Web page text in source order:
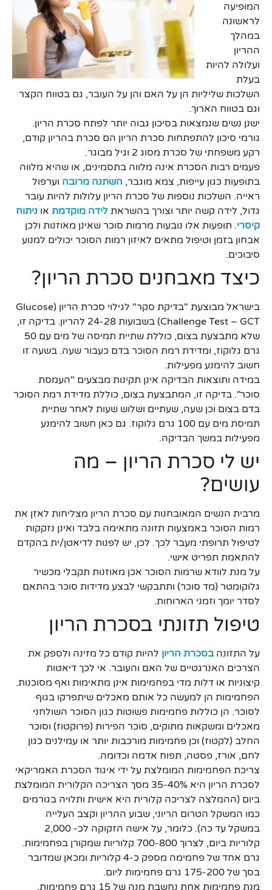
המופיעה
לראשונה
במהלך
ההריון
ועלולה להיות
בעלת
השלכות שליליות הן על האם והן על העובר, גם בטווח הקצר
וגם בטווח הארוך.
ישנן נשים שנמצאות בסיכון גבוה יותר לפתח סכרת הריון.
גורמי סיכון להתפתחות סכרת הריון הם סכרת בהריון קודם,
רקע משפחתי של סכרת מסוג 2 וגיל מבוגר.
פעמים רבות הסכרת אינה מלווה בתסמינים, או שהיא מלווה
בתופעות כגון עייפות, צמא מוגבר, השתנה מרובה וערפול
ראייה. השלכות נוספות של סכרת הריון עלולות להיות עובר
גדול, לידה קשה יותר וצורך בהשראת לידה מוקדמת או ניתוח
קיסרי. תופעות אלו נובעות מרמות סוכר שאינן מאוזנות ולכן
אבחון בזמן וטיפול מתאים לאיזון רמות הסוכר יכולים למנוע
סיבוכים.
כיצד מאבחנים סכרת הריון?
בישראל מבוצעת "בדיקת סקר" לגילוי סכרת הריון (Glucose
Challenge Test – GCT) בשבועות 24-28 להריון. בדיקה זו,
שלא מתבצעת בצום, כוללת שתיית תמיסה של מים עם 50
גרם גלוקוז, ומדידת רמת הסוכר בדם כעבור שעה. בשעה זו
חשוב להימנע מפעילות.
במידה ותוצאות הבדיקה אינן תקינות מבצעים "העמסת
סוכר". בדיקה זו, המתבצעת בצום, כוללת מדידת רמת הסוכר
בדם בצום וכן שעה, שעתיים ושלוש שעות לאחר שתיית
תמיסת מים עם 100 גרם גלוקוז. גם כאן חשוב להימנע
מפעילות במשך הבדיקה.
יש לי סכרת הריון – מה
עושים?
מרבית הנשים המאובחנות עם סכרת הריון מצליחות לאזן את
רמות הסוכר באמצעות תזונה מתאימה בלבד ואינן נזקקות
לטיפול תרופתי מעבר לכך. לכן, יש לפנות לדיאטן/ית בהקדם
להתאמת תפריט אישי.
על מנת לוודא שרמות הסוכר אכן מאוזנות תקבלי מכשיר
גלוקומטר (מד סוכר) ותתבקשי לבצע מדידות סוכר בהתאם
לסדר יומך וזמני הארוחות.
טיפול תזונתי בסכרת הריון
על התזונהבסכרת הריון להיות קודם כל מזינה ולספק את
הצרכים האנרגטיים של האם והעובר. אי לכך דיאטות
קיצוניות או דלות מדי בפחמימות אינן מתאימות ואף מסוכנות.
הפחמימות הן למעשה כל אותם מאכלים שיתפרקו בגוף
לסוכר. הן כוללות פחמימות פשוטות כגון הסוכר השולחני
מאכלים ומשקאות מתוקים, סוכר הפירות (פרוקטוז) וסוכר
החלב (לקטוז) וכן פחמימות מורכבות יותר או עמילנים כגון
לחם, אורז, פסטה, תפוח אדמה וכדומה.
צריכת הפחמימות המומלצת על ידי איגוד הסכרת האמריקאי
לסכרת הריון היא 35-40% מסך הצריכה הקלורית המומלצת
ביום (ההמלצה לצריכה קלורית היא אישית ותלויה בגורמים
כמו המשקל הטרום הריוני, שבוע ההריון וקצב העלייה
במשקל עד כה). כלומר, על אישה הזקוקה לכ- 2,000
קלוריות ביום, לצרוך 700-800 קלוריות שמקורן בפחמימות.
גרם אחד של פחמימה מספק כ-4 קלוריות ומכאן שמדובר
בסך של 175-200 גרם פחמימות ליום.
מנת פחמימות אחת נחשבת מנה של 15 גרם פחמימות.